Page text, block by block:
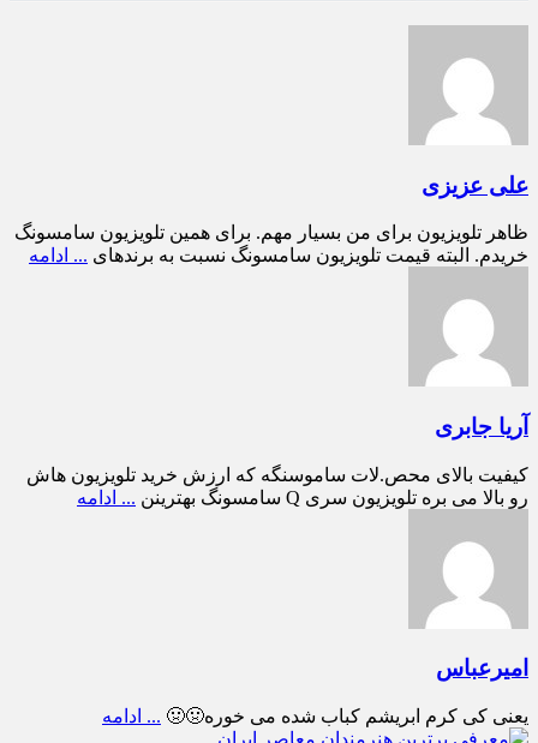
علی عزیزی
ظاهر تلویزیون برای من بسیار مهم. برای همین تلویزیون سامسونگ
خریدم. البته قیمت تلویزیون سامسونگ نسبت به برندهای ... ادامه
آریا جابری
کیفیت بالای محص.لات ساموسنگه که ارزش خرید تلویزیون هاش
رو بالا می بره تلویزیون سری Q سامسونگ بهترینن
... ادامه
امیرعباس
یعنی کی کرم ابریشم کباب شده می خوره🤢🤢 ... ادامه